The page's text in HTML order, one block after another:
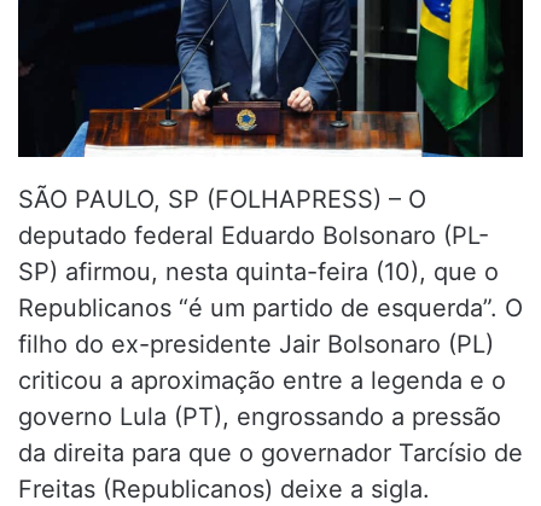
SÃO PAULO, SP (FOLHAPRESS) – O
deputado federal Eduardo Bolsonaro (PL-
SP) afirmou, nesta quinta-feira (10), que o
Republicanos “é um partido de esquerda”. O
filho do ex-presidente Jair Bolsonaro (PL)
criticou a aproximação entre a legenda e o
governo Lula (PT), engrossando a pressão
da direita para que o governador Tarcísio de
Freitas (Republicanos) deixe a sigla.